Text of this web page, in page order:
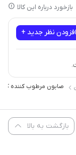
بازخورد درباره این کالا
افزودن نظر جدید +
صابون مرطوب کننده کودک
بازگشت به بالا